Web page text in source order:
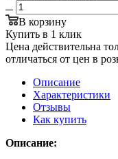
В корзину
Купить в 1 клик
Цена действительна
отличаться от цен в
Описание
Характеристики
Отзывы
Как купить
Описание: